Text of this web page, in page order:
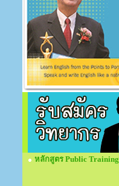
หลักสูตร Public Training